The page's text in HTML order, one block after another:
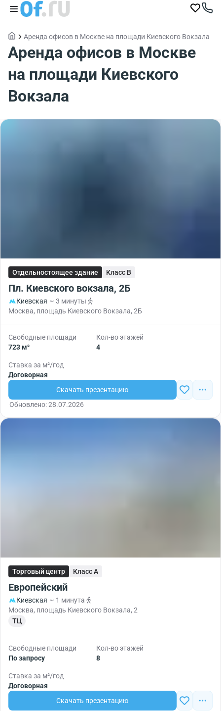
Аренда офисов в Москве на площади Киевского Вокзала
Аренда офисов в Москве
на площади Киевского
Вокзала
Отдельностоящее здание Класс B
Пл. Киевского вокзала, 2Б
Киевская ~ 3 минуты
Москва, площадь Киевского Вокзала, 2Б
Свободные площади
723 м²
Кол-во этажей
4
Ставка за м²/год
Договорная
Скачать презентацию
Обновлено: 28.07.2026
Торговый центр Класс A
Европейский
Киевская ~ 1 минута
Москва, площадь Киевского Вокзала, 2
ТЦ
Свободные площади
По запросу
Кол-во этажей
8
Ставка за м²/год
Договорная
Скачать презентацию